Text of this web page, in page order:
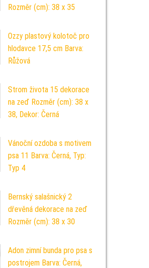
Rozměr (cm): 38 x 35
Ozzy plastový kolotoč pro
hlodavce 17,5 cm Barva:
Růžová
Strom života 15 dekorace
na zeď Rozměr (cm): 38 x
38, Dekor: Černá
Vánoční ozdoba s motivem
psa 11 Barva: Černá, Typ:
Typ 4
Bernský salašnický 2
dřevěná dekorace na zeď
Rozměr (cm): 38 x 30
Adon zimní bunda pro psa s
postrojem Barva: Černá,